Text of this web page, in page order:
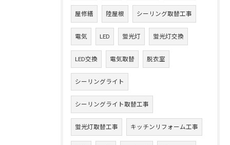
屋修繕 陸屋根 シーリング取替工事
電気 LED 蛍光灯 蛍光灯交換
LED交換 電気取替 脱衣室
シーリングライト
シーリングライト取替工事
蛍光灯取替工事 キッチンリフォーム工事